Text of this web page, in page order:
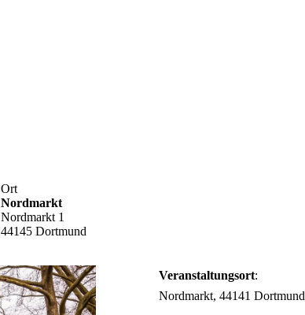
Ort
Nordmarkt
Nordmarkt 1
44145 Dortmund
Veranstaltungsort:
Nordmarkt, 44141 Dortmund